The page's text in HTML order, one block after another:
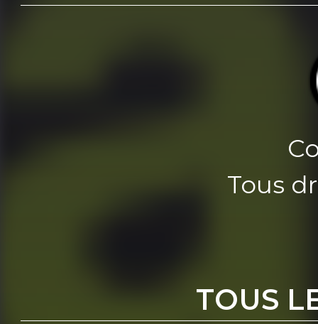
Tous
TOUS